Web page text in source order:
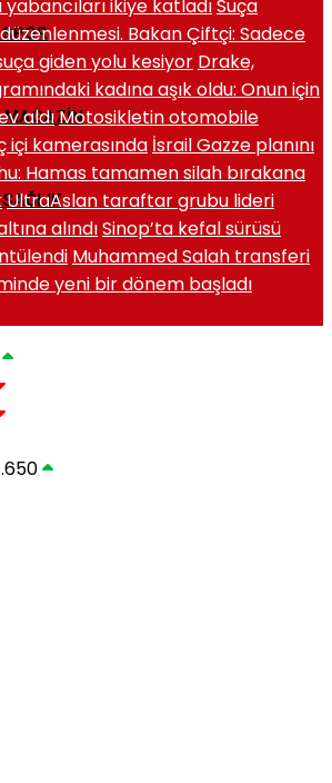
SPOR
MAGAZIN
ikiye katladıSuça
Bakan Çiftçi: Sadece
giden yolu kesiyor Drake,
kadına aşık oldu: Onun için
aldıMotosikletin otomobile
içi kamerasında İsrail Gazze planını
Hamas tamamen silah bırakana
UltraAslan taraftar grubu lideri
alındıSinop’ta kefal sürüsü
Muhammed Salah transferi
yeni bir dönem başladı